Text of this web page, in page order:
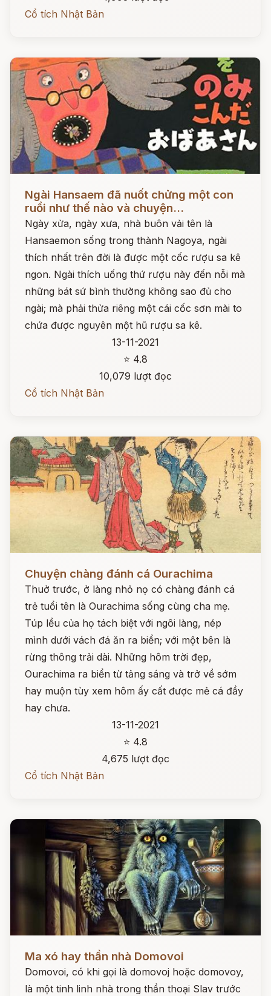
Cổ tích Nhật Bản
Ngài Hansaem đã nuốt chửng một con
ruồi như thế nào và chuyện...
Ngày xửa, ngày xưa, nhà buôn vải tên là
Hansaemon sống trong thành Nagoya, ngài
thích nhất trên đời là được một cốc rượu sa kê
ngon. Ngài thích uống thứ rượu này đến nỗi mà
những bát sứ bình thường không sao đủ cho
ngài; mà phải thửa riêng một cái cốc sơn mài to
chứa được nguyên một hũ rượu sa kê.
13-11-2021
⭐ 4.8
10,079 lượt đọc
Cổ tích Nhật Bản
Chuyện chàng đánh cá Ourachima
Thuở trước, ở làng nhỏ nọ có chàng đánh cá
trẻ tuổi tên là Ourachima sống cùng cha mẹ.
Túp lều của họ tách biệt với ngôi làng, nép
mình dưới vách đá ăn ra biển; với một bên là
rừng thông trải dài. Những hôm trời đẹp,
Ourachima ra biển từ tảng sáng và trở về sớm
hay muộn tùy xem hôm ấy cất được mẻ cá đầy
hay chưa.
13-11-2021
⭐ 4.8
4,675 lượt đọc
Cổ tích Nhật Bản
Ma xó hay thần nhà Domovoi
Domovoi, có khi gọi là domovoj hoặc domovoy,
là một tinh linh nhà trong thần thoại Slav trước